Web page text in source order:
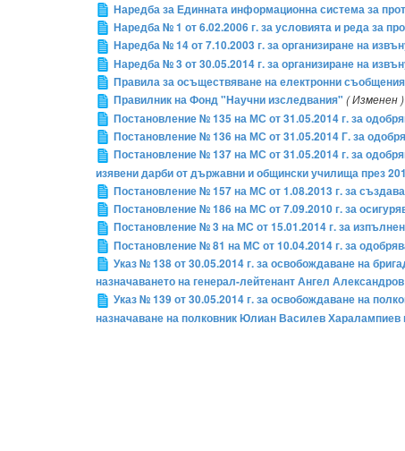
Наредба за Единната информационна система за
Наредба № 1 от 6.02.2006 г. за условията и реда за
Наредба № 14 от 7.10.2003 г. за организиране на
Наредба № 3 от 30.05.2014 г. за организиране на
Правила за осъществяване на електронни
Правилник на Фонд "Научни изследвания" ( Изменен )
Постановление № 135 на МС от 31.05.2014 г. за
Постановление № 136 на МС от 31.05.2014 Г. за
Постановление № 137 на МС от 31.05.2014 г. за
изявени дарби от държавни и общински училища през
Постановление № 157 на МС от 1.08.2013 г. за
Постановление № 186 на МС от 7.09.2010 г. за
Постановление № 3 на МС от 15.01.2014 г. за
Постановление № 81 на МС от 10.04.2014 г. за
Указ № 138 от 30.05.2014 г. за освобождаване на
назначаването на генерал-лейтенант Ангел
Указ № 139 от 30.05.2014 г. за освобождаване на
назначаване на полковник Юлиан Василев